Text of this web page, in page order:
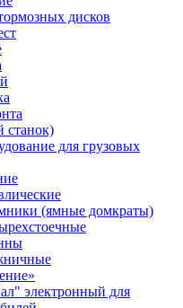
дисков
станок)
для грузовых
(ямные домкраты)
электронный для